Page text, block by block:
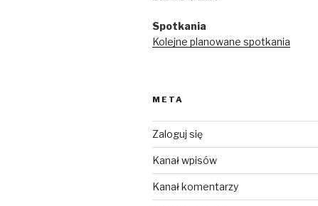
Spotkania
Kolejne planowane spotkania
META
Zaloguj się
Kanał wpisów
Kanał komentarzy